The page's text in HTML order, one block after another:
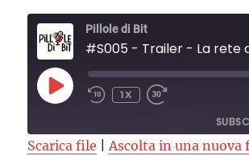
Pillole di Bit
#S005 - Trailer - La rete
PLAY
EPISODE
1X
Scarica file |Ascolta in una nuova